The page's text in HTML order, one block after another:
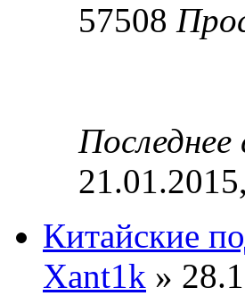
57508
Китайские
Xant1k »